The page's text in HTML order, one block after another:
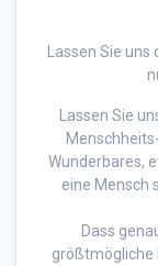
Lassen Sie uns
Lassen Sie
Wunderbares,
eine Mensch
Dass
größtmögliche